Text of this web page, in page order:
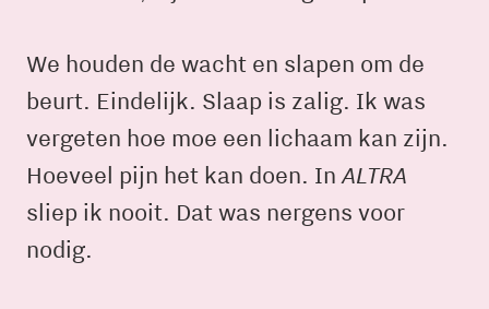
We houden de wacht en slapen om de
beurt. Eindelijk. Slaap is zalig. Ik was
vergeten hoe moe een lichaam kan zijn.
Hoeveel pijn het kan doen. In ALTRA
sliep ik nooit. Dat was nergens voor
nodig.